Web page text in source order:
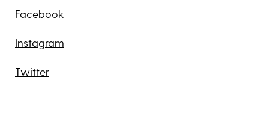
Facebook
Instagram
Twitter